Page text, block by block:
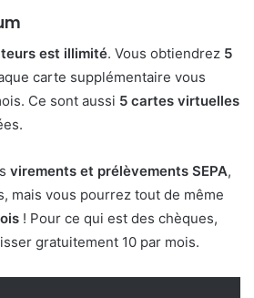
est illimité. Vous obtiendrez 5
carte supplémentaire vous
Ce sont aussi 5 cartes virtuelles
virements et prélèvements SEPA,
mais vous pourrez tout de même
! Pour ce qui est des chèques,
gratuitement 10 par mois.